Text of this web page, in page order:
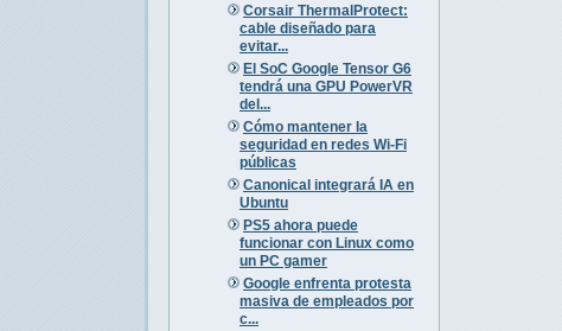
Corsair ThermalProtect:
cable diseñado para
evitar...
El SoC Google Tensor G6
tendrá una GPU PowerVR
del...
Cómo mantener la
seguridad en redes Wi-Fi
públicas
Canonical integrará IA en
Ubuntu
PS5 ahora puede
funcionar con Linux como
un PC gamer
Google enfrenta protesta
masiva de empleados por
c...